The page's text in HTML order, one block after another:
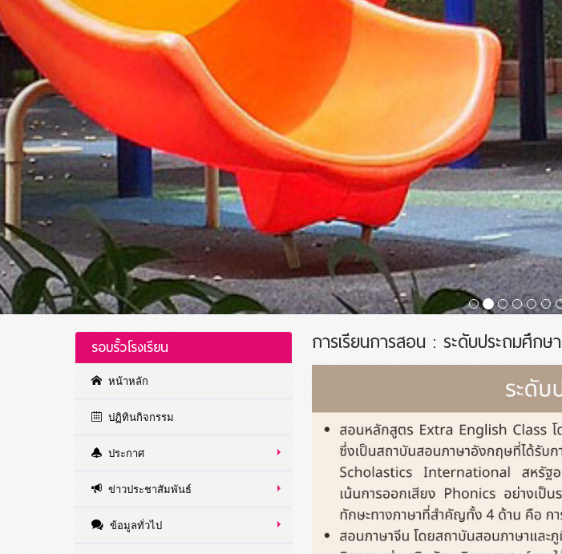
รอบรั้วโรงเรียน
หน้าหลัก
ปฏิทินกิจกรรม
ประกาศ
ข่าวประชาสัมพันธ์
ข้อมูลทั่วไป
การเรียนการสอน : ระดับประถมศึกษา